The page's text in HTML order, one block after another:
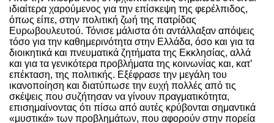
ιδιαίτερα χαρούμενος για την επίσκεψη της φερέλπιδος,
όπως είπε, στην πολιτική ζωή της πατρίδας
Ευρωβουλευτού. Τόνισε μάλιστα ότι αντάλλαξαν απόψεις
τόσο για την καθημερινότητα στην Ελλάδα, όσο και για τα
διοικητικά και πνευματικά ζητήματα της Εκκλησίας, αλλά
και για τα γενικότερα προβλήματα της κοινωνίας και, κατ’
επέκταση, της πολιτικής. Εξέφρασε την μεγάλη του
ικανοποίηση και διατύπωσε την ευχή πολλές από τις
σκέψεις που συζήτησαν να γίνουν πραγματικότητα,
επισημαίνοντας ότι πίσω από αυτές κρύβονται σημαντικά
«μυστικά» των προβλημάτων, που αφορούν στην πορεία